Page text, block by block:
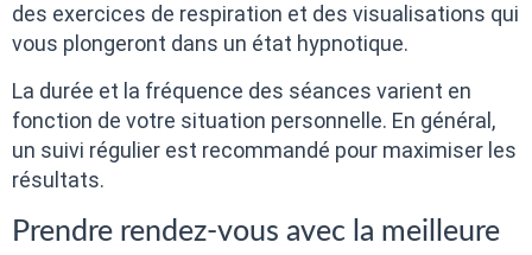
des exercices de respiration et des visualisations qui
vous plongeront dans un état hypnotique.
La durée et la fréquence des séances varient en
fonction de votre situation personnelle. En général,
un suivi régulier est recommandé pour maximiser les
résultats.
Prendre rendez-vous avec la meilleure